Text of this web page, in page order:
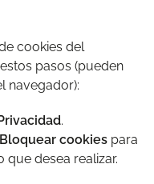
cookies del
pasos (pueden
navegador):
.
Bloquear cookies para
desea realizar.